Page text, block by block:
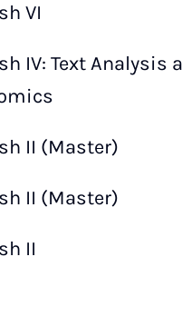
VI
IV: Text
II (Master)
II (Master)
II